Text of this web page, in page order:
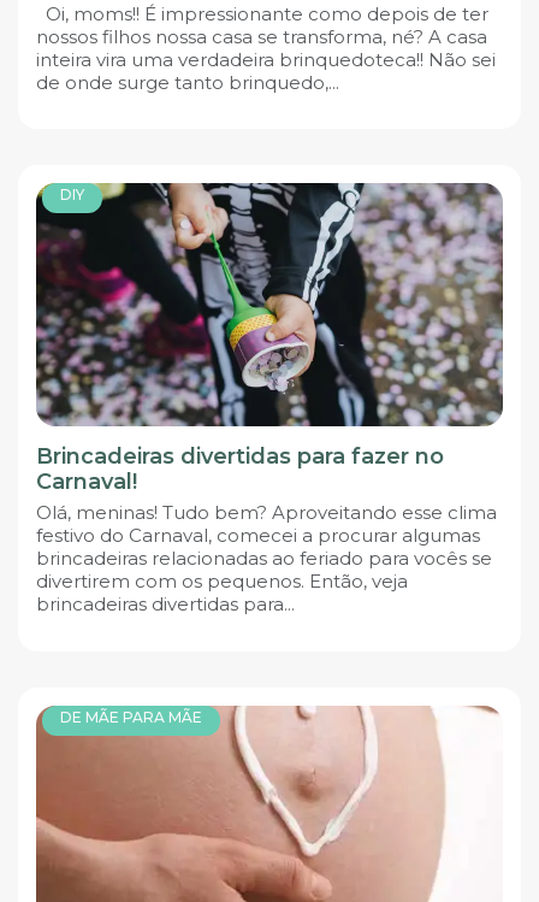
Oi, moms!! É impressionante como depois de ter
nossos filhos nossa casa se transforma, né? A casa
inteira vira uma verdadeira brinquedoteca!! Não sei
de onde surge tanto brinquedo,...
DIY
Brincadeiras divertidas para fazer no
Carnaval!
Olá, meninas! Tudo bem? Aproveitando esse clima
festivo do Carnaval, comecei a procurar algumas
brincadeiras relacionadas ao feriado para vocês se
divertirem com os pequenos. Então, veja
brincadeiras divertidas para...
DE MÃE PARA MÃE